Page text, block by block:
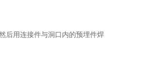
后用连接件与洞口内的预埋件焊